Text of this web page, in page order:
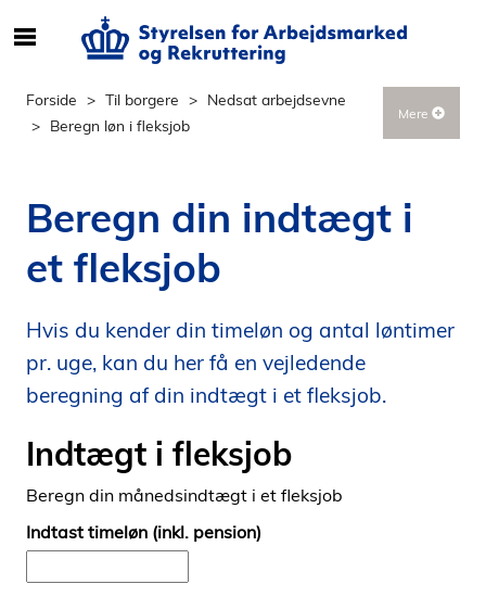
e
r
n
h
l
d
å
i
d
n
Forside Til borgere
Nedsat arbejdsevne
Beregn løn i fleksjob
Mere
Beregn din indtægt i
et fleksjob
Hvis du kender din timeløn og antal løntimer
pr. uge, kan du her få en vejledende
beregning af din indtægt i et fleksjob.
Indtægt i fleksjob
Beregn din månedsindtægt i et fleksjob
Indtast timeløn (inkl. pension)